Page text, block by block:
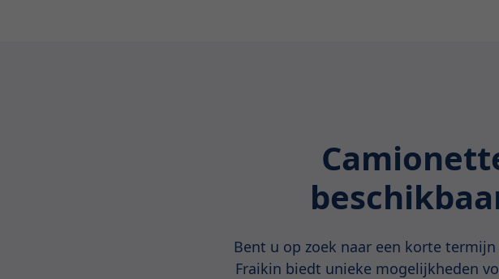
Bent u op zoek naar een korte
Fraikin biedt unieke mogelijkheden